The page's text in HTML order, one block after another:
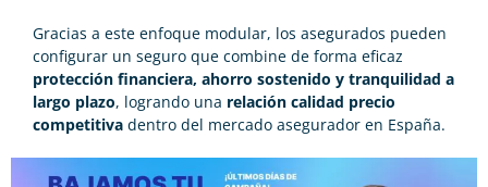
Gracias a este enfoque modular, los asegurados pueden
configurar un seguro que combine de forma eficaz
protección financiera, ahorro sostenido y tranquilidad a
largo plazo, logrando una relación calidad precio
competitiva dentro del mercado asegurador en España.